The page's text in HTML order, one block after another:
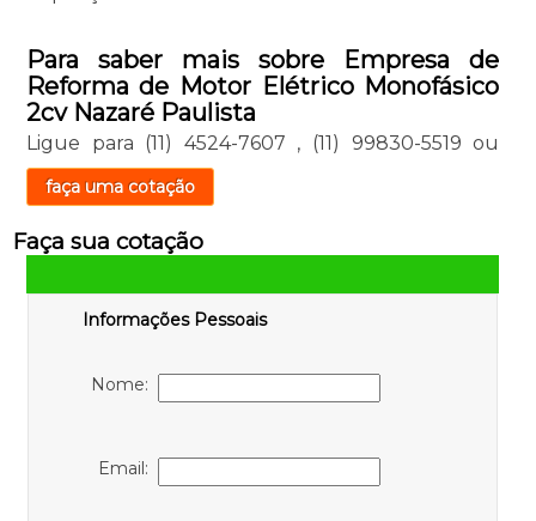
Para saber mais sobre Empresa de
Reforma de Motor Elétrico Monofásico
2cv Nazaré Paulista
Ligue para (11) 4524-7607 , (11) 99830-5519 ou
faça uma cotação
Faça sua cotação
Informações Pessoais
Nome:
Email: